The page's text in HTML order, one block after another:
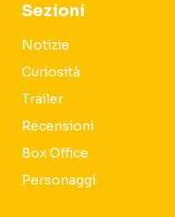
Sezioni
Notizie
Curiosità
Trailer
Recensioni
Box Office
Personaggi